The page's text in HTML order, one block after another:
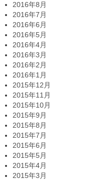
2016年8月
2016年7月
2016年6月
2016年5月
2016年4月
2016年3月
2016年2月
2016年1月
2015年12月
2015年11月
2015年10月
2015年9月
2015年8月
2015年7月
2015年6月
2015年5月
2015年4月
2015年3月